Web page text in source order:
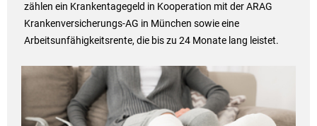
zählen ein Krankentagegeld in Kooperation mit der ARAG
Krankenversicherungs-AG in München sowie eine
Arbeitsunfähigkeitsrente, die bis zu 24 Monate lang leistet.